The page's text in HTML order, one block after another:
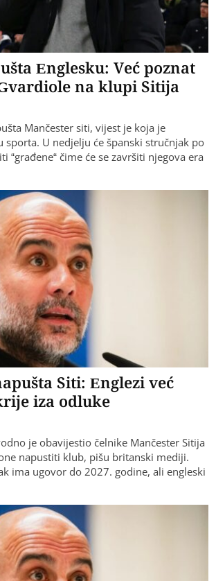
Englesku: Već poznat
na klupi Sitija
Mančester siti, vijest je koja je
sporta. U nedjelju će španski stručnjak po
“građene“ čime će se završiti njegova era
Siti: Englezi već
iza odluke
je obavijestio čelnike Mančester Sitija
napustiti klub, pišu britanski mediji.
ima ugovor do 2027. godine, ali engleski